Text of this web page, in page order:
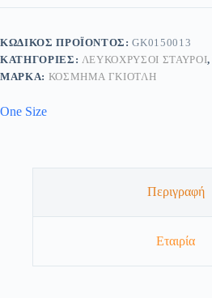
ΚΩΔΙΚΌΣ ΠΡΟΪΌΝΤΟΣ:GK0150013
ΚΑΤΗΓΟΡΊΕΣ: ΛΕΥΚΌΧΡΥΣΟΙ ΣΤΑΥΡΟΊ
ΜΆΡΚΑ: ΚΟΣΜΗΜΑ ΓΚΙΟΤΛΗ
One Size
Περιγραφή
Εταιρία